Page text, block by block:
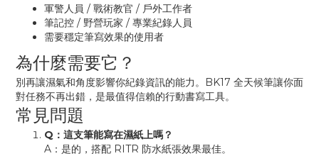
軍警人員 / 戰術教官 / 戶外工作者
筆記控 / 野營玩家 / 專業紀錄人員
需要穩定筆寫效果的使用者
為什麼需要它？
別再讓濕氣和角度影響你紀錄資訊的能力。BK17 全天候筆讓你面
對任務不再出錯，是最值得信賴的行動書寫工具。
常見問題
Q：這支筆能寫在濕紙上嗎？
A：是的，搭配 RITR 防水紙張效果最佳。